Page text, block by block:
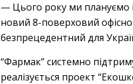
— Цього року ми плануємо
новий 8-поверховий
безпрецедентний для
“Фармак” системно
реалізується проект